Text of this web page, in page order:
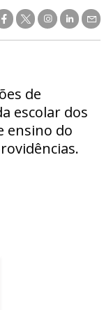
de
escolar dos
ensino do